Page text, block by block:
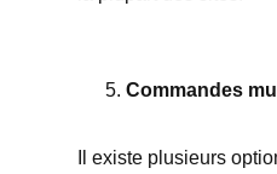
Commandes
Il existe plusieurs